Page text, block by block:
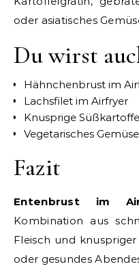
oder asiatisches
Du wirst
Hähnchenbrust im
Lachsfilet im Airfryer
Knusprige
Vegetarisches
Fazit
Entenbrust im
Kombination aus
Fleisch und
oder gesundes